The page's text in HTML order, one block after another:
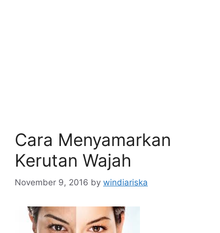
Cara Menyamarkan
Kerutan Wajah
November 9, 2016 by windiariska